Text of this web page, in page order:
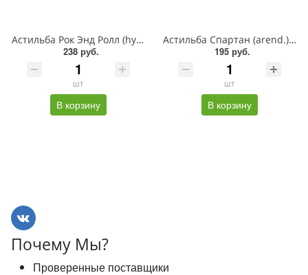
Астильба Рок Энд Ролл (hybr.), 2/3n, - 2шт
238 руб.
шт
В корзину
Астильба Спартан (arend.), 2/3n, - 2шт
195 руб.
шт
В корзину
Почему Мы?
Проверенные поставщики